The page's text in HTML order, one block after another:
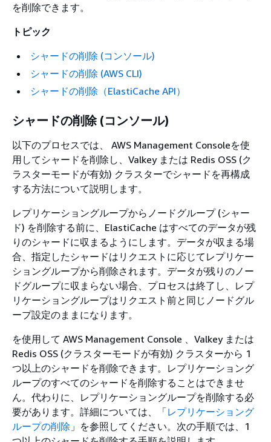
を削除できます。
トピック
シャードの削除 (コンソール)
シャードの削除 (AWS CLI)
シャードの削除（ElastiCache API）
シャードの削除 (コンソール)
以下のプロセスでは、 AWS Management Consoleを使
用してシャードを削除し、Valkey または Redis OSS (ク
ラスターモードが有効) クラスターでシャードを再構成
する方法について説明します。
レプリケーショングループからノードグループ (シャー
ド) を削除する前に、ElastiCache はすべてのデータが残
りのシャードに収まるようにします。データが収まる場
合、指定したシャードはリクエストに応じてレプリケー
ショングループから削除されます。データが残りのノー
ドグループに収まらない場合、プロセスは終了し、レプ
リケーショングループはリクエスト前と同じノードグル
ープ設定のままになります。
を使用して AWS Management Console 、Valkey または
Redis OSS (クラスターモードが有効) クラスターから 1
つ以上のシャードを削除できます。レプリケーショング
ループのすべてのシャードを削除することはできませ
ん。代わりに、レプリケーショングループを削除する必
要があります。詳細については、「レプリケーショング
ループの削除 」を参照してください。次の手順では、1